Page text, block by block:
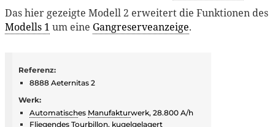
Das hier gezeigte Modell 2 erweitert die Funktionen des
Modells 1 um eine Gangreserveanzeige.
Referenz:
8888 Aeternitas 2
Werk:
Automatisches Manufakturwerk, 28.800 A/h
Fliegendes Tourbillon, kugelgelagert